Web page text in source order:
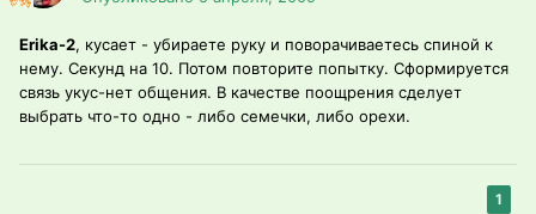
Erika-2, кусает - убираете руку и поворачиваетесь спиной к
нему. Секунд на 10. Потом повторите попытку. Сформируется
связь укус-нет общения. В качестве поощрения сделует
выбрать что-то одно - либо семечки, либо орехи.
1